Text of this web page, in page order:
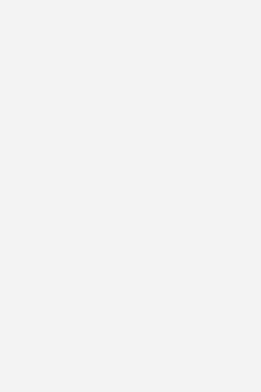
Dichtheitsprüfung oder auch eine
zur Verfügung. Ist der geplante
größer als 100 mbar, beträgt aber nicht
­spricht man von Mitteldruck. Für die
Gasleitungen steht die sogenannte
und Dichtheitsprüfung zur Anwendung
die bei Gasleitungen beider
sind die Begutachtung von
Gasaustritt („Schlussprüfung“) und die
dass man dem kompakten Thema der
mit dem oft üblichen Wort „abdrücken“ gar
der Niederdruck-Gasleitungen kommt
der Prüfmethode zudem auch noch von dem
in Betrieb befindlich, repariert, stillgelegt
unterbrochen) abhängt, dem die Leitung
zuzuordnen ist. Mehr dazu erfahren